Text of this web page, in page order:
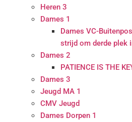
Heren 3
Dames 1
Dames VC-
strijd om derde plek
Dames 2
PATIENCE IS THE
Dames 3
Jeugd MA 1
CMV Jeugd
Dames Dorpen 1